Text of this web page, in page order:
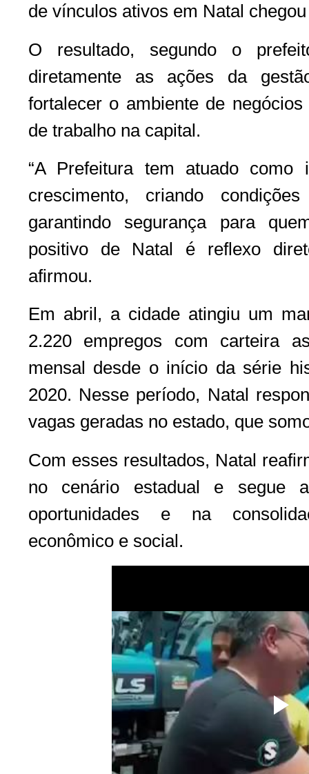
de vínculos ativos em Natal
O resultado, segundo o
diretamente as ações da
fortalecer o ambiente de
de trabalho na capital.
“A Prefeitura tem atuado como
crescimento, criando
garantindo segurança para
positivo de Natal é reflexo
afirmou.
Em abril, a cidade atingiu um
2.220 empregos com carteira
mensal desde o início da série
2020. Nesse período, Natal
vagas geradas no estado, que
Com esses resultados, Natal
no cenário estadual e segue
oportunidades e na
econômico e social.